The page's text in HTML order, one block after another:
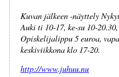
Kuvan jälkeen -näyttely
Auki ti 10-17, ke-su 10-
Opiskelijalippu 5 euroa,
keskiviikkona klo 17-20.
http://www.juhuu.nu